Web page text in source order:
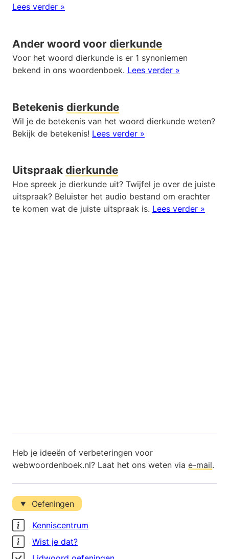
Lees verder »
Ander woord voor dierkunde
Voor het woord dierkunde is er 1 synoniemen
bekend in ons woordenboek. Lees verder »
Betekenis dierkunde
Wil je de betekenis van het woord dierkunde weten?
Bekijk de betekenis! Lees verder »
Uitspraak dierkunde
Hoe spreek je dierkunde uit? Twijfel je over de juiste
uitspraak? Beluister het audio bestand om erachter
te komen wat de juiste uitspraak is. Lees verder »
Heb je ideeën of verbeteringen voor
webwoordenboek.nl? Laat het ons weten via e-mail.
Oefeningen
Kenniscentrum
Wist je dat?